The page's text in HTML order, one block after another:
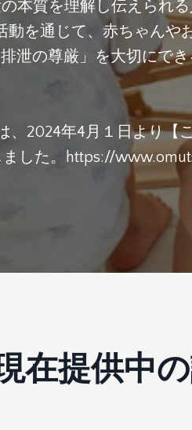
本質を理解し伝えられ
動を通じて、赤ちゃんや
泄の尊厳」を大切にでき
、2024年4月１日より【
した。
https://
在提供中